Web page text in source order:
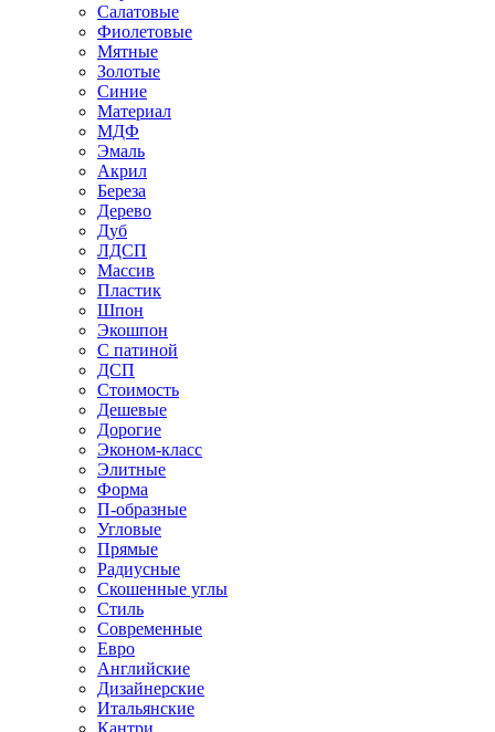
Салатовые
Фиолетовые
Мятные
Золотые
Синие
Материал
МДФ
Эмаль
Акрил
Береза
Дерево
Дуб
ЛДСП
Массив
Пластик
Шпон
Экошпон
С патиной
ДСП
Стоимость
Дешевые
Дорогие
Эконом-класс
Элитные
Форма
П-образные
Угловые
Прямые
Радиусные
Скошенные углы
Стиль
Современные
Евро
Английские
Дизайнерские
Итальянские
Кантри